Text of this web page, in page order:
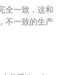
期，和玻璃的
期的表示方
月份。圆点
，用13减去数
全一致，这和
不一致的生产
有破，和生